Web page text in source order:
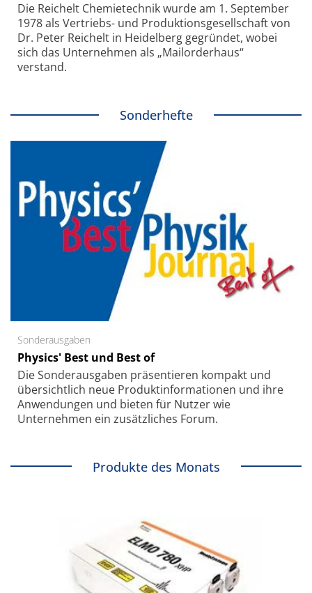
Die Reichelt Chemietechnik wurde am 1. September
1978 als Vertriebs- und Produktionsgesellschaft von
Dr. Peter Reichelt in Heidelberg gegründet, wobei
sich das Unternehmen als „Mailorderhaus“
verstand.
Sonderhefte
Sonderausgaben
Physics' Best und Best of
Die Sonder­ausgaben präsentieren kompakt und
übersichtlich neue Produkt­informationen und ihre
Anwendungen und bieten für Nutzer wie
Unternehmen ein zusätzliches Forum.
Produkte des Monats